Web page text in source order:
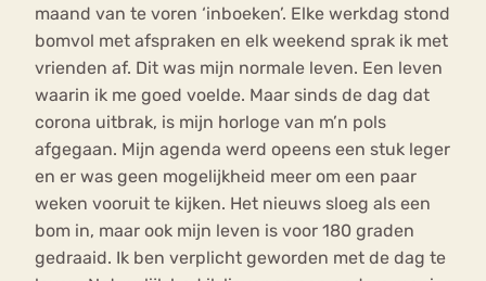
maand van te voren ‘inboeken’. Elke werkdag stond
bomvol met afspraken en elk weekend sprak ik met
vrienden af. Dit was mijn normale leven. Een leven
waarin ik me goed voelde. Maar sinds de dag dat
corona uitbrak, is mijn horloge van m’n pols
afgegaan. Mijn agenda werd opeens een stuk leger
en er was geen mogelijkheid meer om een paar
weken vooruit te kijken. Het nieuws sloeg als een
bom in, maar ook mijn leven is voor 180 graden
gedraaid. Ik ben verplicht geworden met de dag te